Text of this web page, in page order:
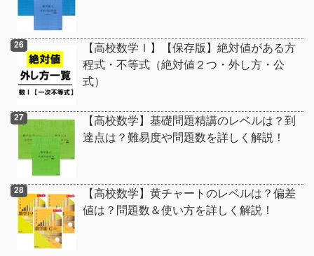
【高校数学Ⅰ】【保存版】絶対値がある方
程式・不等式（絶対値２つ・外し方・公
式）
【高校数学】基礎問題精講のレベルは？到
達点は？難易度や問題数を詳しく解説！
【高校数学】黄チャートのレベルは？偏差
値は？問題数＆使い方を詳しく解説！